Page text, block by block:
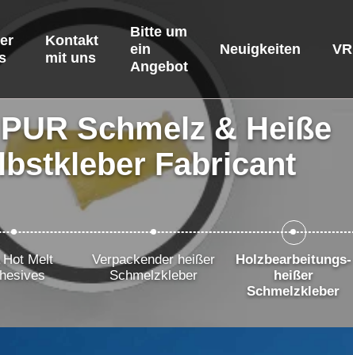
Kontakt
mit uns
Bitte um
ein
Angebot
Neuigkeiten VR
Schmelz & Heiße
Fabricant
Hot Melt
Verpackender heißer
Schmelzkleber
Holzbearbeitungs-
heißer
Schmelzkleber